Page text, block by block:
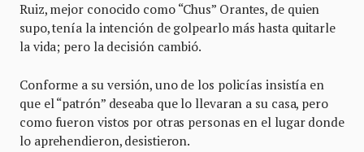
Ruiz, mejor conocido como “Chus” Orantes, de quien
supo, tenía la intención de golpearlo más hasta quitarle
la vida; pero la decisión cambió.
Conforme a su versión, uno de los policías insistía en
que el “patrón” deseaba que lo llevaran a su casa, pero
como fueron vistos por otras personas en el lugar donde
lo aprehendieron, desistieron.